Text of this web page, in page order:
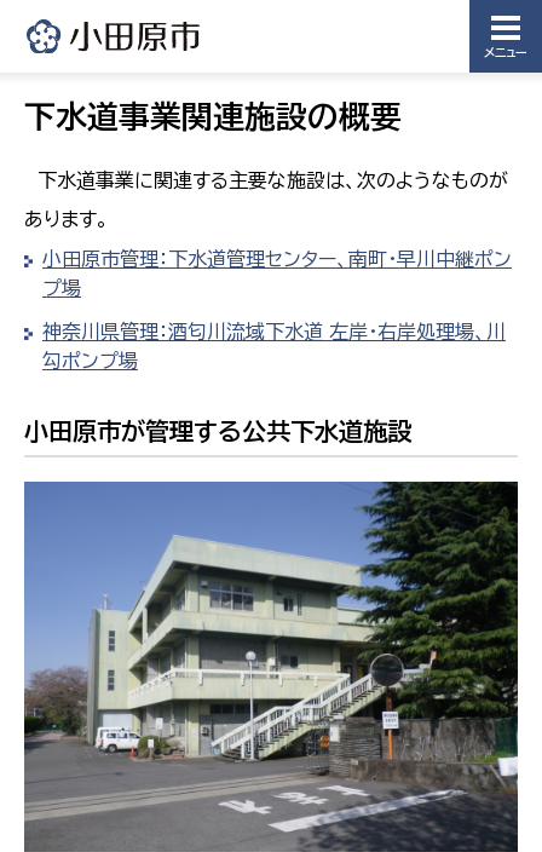
メニュー
下水道事業関連施設の概要
下水道事業に関連する主要な施設は、次のようなものが
あります。
小田原市管理：下水道管理センター、南町・早川中継ポン
プ場
神奈川県管理：酒匂川流域下水道 左岸・右岸処理場、川
勾ポンプ場
小田原市が管理する公共下水道施設